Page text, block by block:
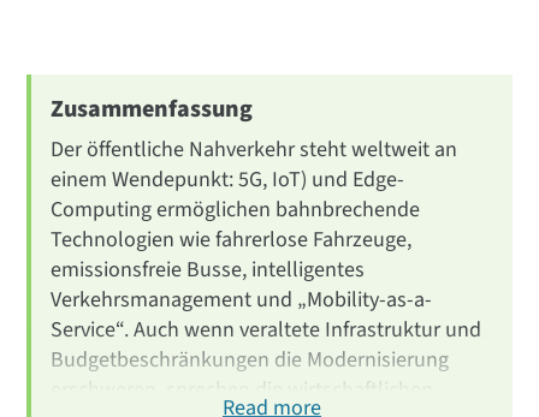
Current State
Incentives to Improve
Adoption Challenges
Solving Problems
Outlook
New Transit Tech FAQ
Zusammenfassung
Der öffentliche Nahverkehr steht weltweit an
einem Wendepunkt: 5G, IoT) und Edge-
Computing ermöglichen bahnbrechende
Technologien wie fahrerlose Fahrzeuge,
emissionsfreie Busse, intelligentes
Verkehrsmanagement und „Mobility-as-a-
Service“. Auch wenn veraltete Infrastruktur und
Budgetbeschränkungen die Modernisierung
erschweren, sprechen die wirtschaftlichen
Read more